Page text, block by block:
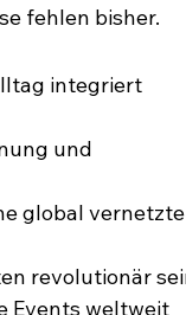
fehlen bisher.
integriert
und
global
revolutionär
Events weltweit